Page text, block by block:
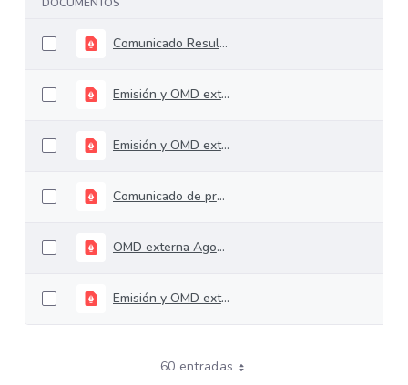
Comunicado Resultados Abr 2025 - Abr 2026 VF
Emisión y OMD externa Noviembre 2025
Emisión y OMD externa Septiembre 2025
Comunicado de prensa omd's Interna y Externa 2025
OMD externa Agosto 2025
Emisión y OMD externa Abril 2025
60 entradas